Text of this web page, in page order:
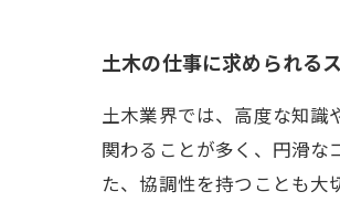
土木の仕事に求められる
土木業界では、高度な知識
関わることが多く、円滑な
た、協調性を持つことも大